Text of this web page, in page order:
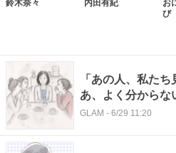
鈴木奈々 内田有紀
お
び
「あの人、私た
あ、よく分からな
私。後日、陰口グ
GLAM - 6/29 11:20